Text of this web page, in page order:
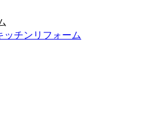
チンリフォーム